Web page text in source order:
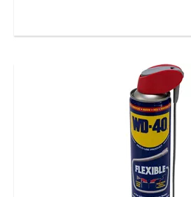
weiterer Korrosion. Es kann auf
Gummi, Kunststoff und den meisten
eingesetzt werden. Der Rostlöser ist
Helfer für Reparatur, Wartung und
Ideal zum Lösen von Schrauben,
Scharnieren, Werkzeugen,
sowie für Unterhaltsarbeiten in